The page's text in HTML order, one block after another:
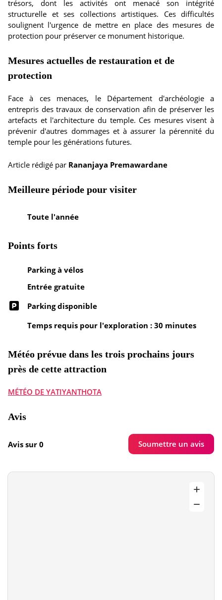
trésors, dont les activités ont menacé son intégrité
structurelle et ses collections artistiques. Ces difficultés
soulignent l'urgence de mettre en place des mesures de
protection pour préserver ce monument historique.
Mesures actuelles de restauration et de
protection
Face à ces menaces, le Département d'archéologie a
entrepris des travaux de conservation afin de préserver les
artefacts et l'architecture du temple. Ces mesures visent à
prévenir d'autres dommages et à assurer la pérennité du
temple pour les générations futures.
Article rédigé par Rananjaya Premawardane
Meilleure période pour visiter
Toute l'année
Points forts
Parking à vélos
Entrée gratuite
Parking disponible
Temps requis pour l'exploration : 30 minutes
Météo prévue dans les trois prochains jours
près de cette attraction
MÉTÉO DE YATIYANTHOTA
Avis
Avis sur 0 Soumettre un avis